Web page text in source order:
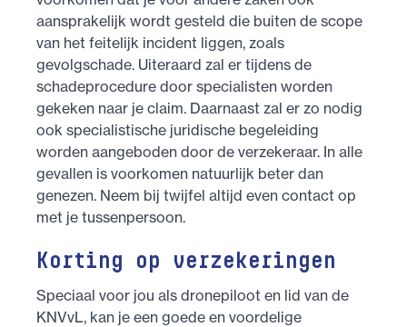
aansprakelijk wordt gesteld die buiten de scope
van het feitelijk incident liggen, zoals
gevolgschade. Uiteraard zal er tijdens de
schadeprocedure door specialisten worden
gekeken naar je claim. Daarnaast zal er zo nodig
ook specialistische juridische begeleiding
worden aangeboden door de verzekeraar. In alle
gevallen is voorkomen natuurlijk beter dan
genezen. Neem bij twijfel altijd even contact op
met je tussenpersoon.
Korting op verzekeringen
Speciaal voor jou als dronepiloot en lid van de
KNVvL, kan je een goede en voordelige